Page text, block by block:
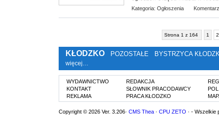
Kategoria: Ogłoszenia
Strona 1 z 164 1 2
KŁODZKO POZOSTAŁE BYSTRZYCA
więcej…
WYDAWNICTWO
KONTAKT
REKLAMA
REDAKCJA
SŁOWNIK PRACODAWCY
PRACA KŁODZKO
Copyright © 2026 Ver. 3.206· CMS Thea · CPU ZETO · - Wszelkie